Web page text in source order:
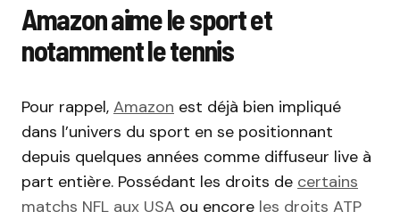
Amazon aime le sport et
notamment le tennis
Pour rappel, Amazon est déjà bien impliqué
dans l’univers du sport en se positionnant
depuis quelques années comme diffuseur live à
part entière. Possédant les droits de certains
matchs NFL aux USA ou encore les droits ATP